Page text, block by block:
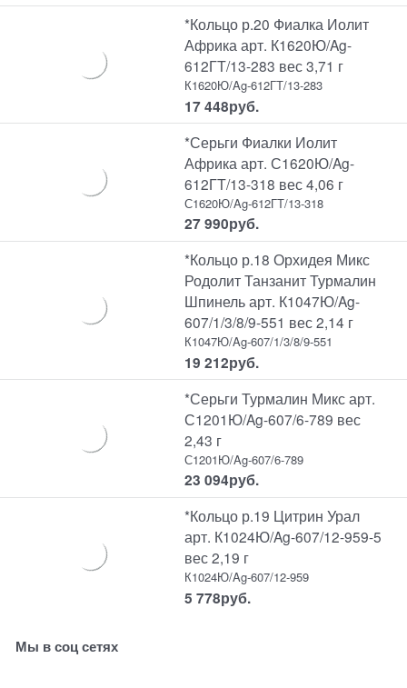
*Кольцо р.20 Фиалка Иолит
Африка арт. К1620Ю/Ag-
612ГТ/13-283 вес 3,71 г
К1620Ю/Ag-612ГТ/13-283
17 448руб.
*Серьги Фиалки Иолит
Африка арт. С1620Ю/Ag-
612ГТ/13-318 вес 4,06 г
С1620Ю/Ag-612ГТ/13-318
27 990руб.
*Кольцо р.18 Орхидея Микс
Родолит Танзанит Турмалин
Шпинель арт. К1047Ю/Ag-
607/1/3/8/9-551 вес 2,14 г
К1047Ю/Ag-607/1/3/8/9-551
19 212руб.
*Серьги Турмалин Микс арт.
С1201Ю/Ag-607/6-789 вес
2,43 г
С1201Ю/Ag-607/6-789
23 094руб.
*Кольцо р.19 Цитрин Урал
арт. К1024Ю/Ag-607/12-959-5
вес 2,19 г
К1024Ю/Ag-607/12-959
5 778руб.
Мы в соц сетях